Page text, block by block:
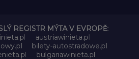
REGISTR MÝTA V EVROPĚ:
austriawinieta.pl
bilety-autostradowe.pl
bulgariawinieta.pl